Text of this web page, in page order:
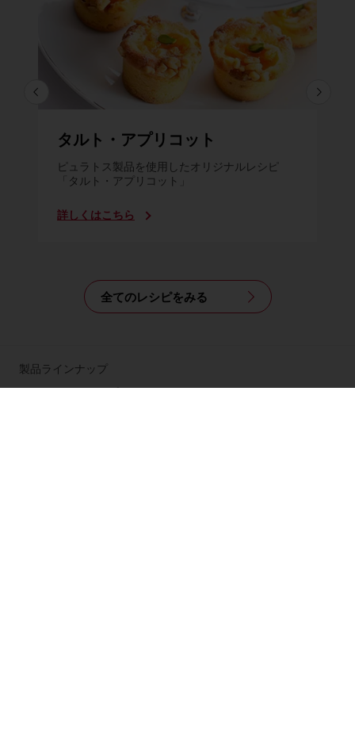
タルト・アプリコット
ピュラトス製品を使用したオリジナルレシピ
「タルト・アプリコット」
詳しくはこちら
全てのレシピをみる
製品ラインナップ
レシピラインナップ